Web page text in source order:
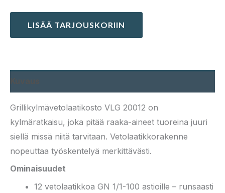
LISÄÄ TARJOUSKORIIN
Grillikylmävetolaatikosto VLG 20012 on
kylmäratkaisu, joka pitää raaka-aineet tuoreina juuri
siellä missä niitä tarvitaan. Vetolaatikkorakenne
nopeuttaa työskentelyä merkittävästi.
Ominaisuudet
12 vetolaatikkoa GN 1/1-100 astioille – runsaasti